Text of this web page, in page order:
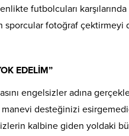
şenlikte futbolcuları
sporcular fotoğraf çektirmeyi
EDELİM”
engelsizler adına
manevi desteğinizi
kalbine giden yoldaki